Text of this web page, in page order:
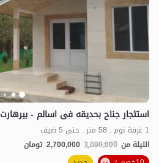
استئجار جناح بحدیقه فی اسالم - بیرهارت
1 غرفة نوم . 58 متر . حتى 5 ضيف
الليلة من 3,000,000
2,700,000 تومان